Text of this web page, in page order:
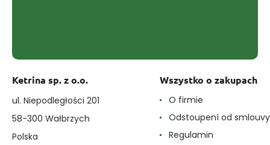
Ketrina sp. z o.o.
ul. Niepodległości 201
58-300 Wałbrzych
Polska
Wszystko o zakupach
O firmie
Odstoupení od smlouvy
Regulamin